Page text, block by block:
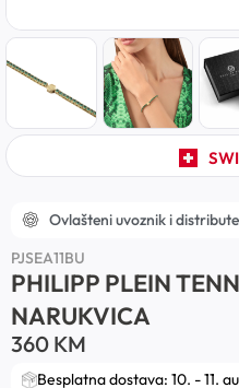
Ovlašteni uvoznik i
PJSEA11BU
PHILIPP PLEIN
NARUKVICA
360 KM
Besplatna dostava: 10. - 11.